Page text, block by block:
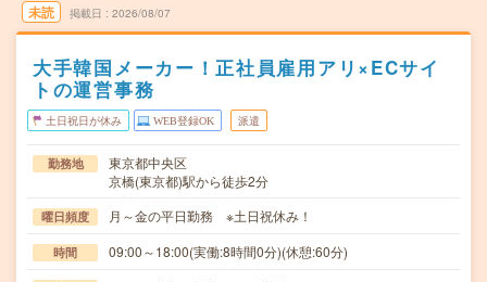
未読 掲載日 2026/08/07
大手韓国メーカー！正社員雇用アリ×ECサイ
トの運営事務
土日祝日が休み WEB登録OK 派遣
勤務地
東京都中央区
京橋(東京都)駅から徒歩2分
曜日頻度 月～金の平日勤務 ※土日祝休み！
時間 09:00～18:00(実働:8時間0分)(休憩:60分)